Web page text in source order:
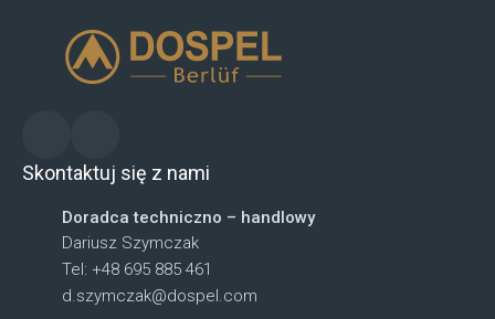
Skontaktuj się z nami
Doradca techniczno – handlowy
Dariusz Szymczak
Tel: +48 695 885 461
d.szymczak@dospel.com